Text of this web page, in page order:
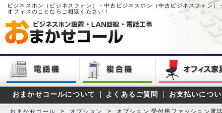
ビジネスホン（ビジネスフォン）・中古ビジネスホン（中古ビジネスフォン
オフィスのことならご相談ください！
おまかせコールについて よくあるご質問 お支払いにつ
おまかせコール > オプション > オプション:受付用ファッション電